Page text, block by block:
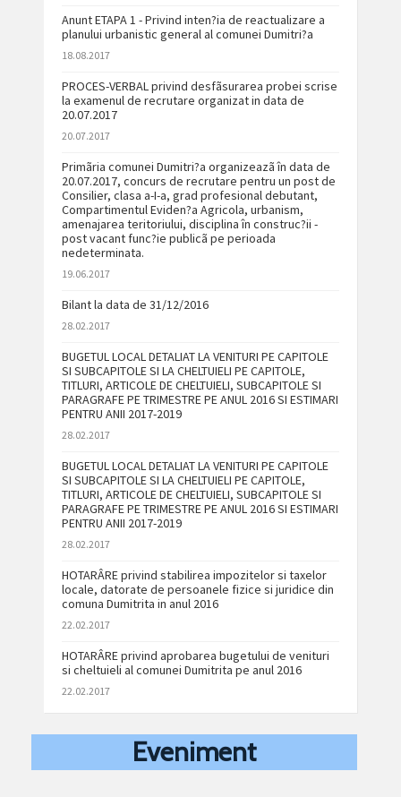
Anunt ETAPA 1 - Privind inten?ia de reactualizare a
planului urbanistic general al comunei Dumitri?a
18.08.2017
PROCES-VERBAL privind desfãsurarea probei scrise
la examenul de recrutare organizat in data de
20.07.2017
20.07.2017
Primãria comunei Dumitri?a organizeazã în data de
20.07.2017, concurs de recrutare pentru un post de
Consilier, clasa a-I-a, grad profesional debutant,
Compartimentul Eviden?a Agricola, urbanism,
amenajarea teritoriului, disciplina în construc?ii -
post vacant func?ie publicã pe perioada
nedeterminata.
19.06.2017
Bilant la data de 31/12/2016
28.02.2017
BUGETUL LOCAL DETALIAT LA VENITURI PE CAPITOLE
SI SUBCAPITOLE SI LA CHELTUIELI PE CAPITOLE,
TITLURI, ARTICOLE DE CHELTUIELI, SUBCAPITOLE SI
PARAGRAFE PE TRIMESTRE PE ANUL 2016 SI ESTIMARI
PENTRU ANII 2017-2019
28.02.2017
BUGETUL LOCAL DETALIAT LA VENITURI PE CAPITOLE
SI SUBCAPITOLE SI LA CHELTUIELI PE CAPITOLE,
TITLURI, ARTICOLE DE CHELTUIELI, SUBCAPITOLE SI
PARAGRAFE PE TRIMESTRE PE ANUL 2016 SI ESTIMARI
PENTRU ANII 2017-2019
28.02.2017
HOTARÂRE privind stabilirea impozitelor si taxelor
locale, datorate de persoanele fizice si juridice din
comuna Dumitrita in anul 2016
22.02.2017
HOTARÂRE privind aprobarea bugetului de venituri
si cheltuieli al comunei Dumitrita pe anul 2016
22.02.2017
Eveniment